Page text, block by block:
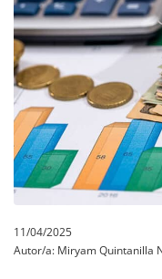
11/04/2025
Autor/a: Miryam Quintanilla